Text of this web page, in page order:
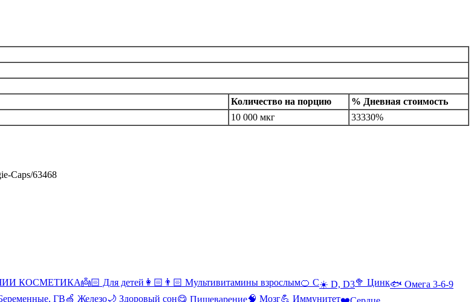
Количество на порцию
% Дневная стоимость
10 000 мкг 33330%
Caps/63468
КОСМЕТИКА👼🏻 Для детей 👩🏻👨🏻 Мультивитамины взрослым🍊 С☀️ D, D3🥦 Цинк🐟 Омега 3-6-9
ГВ🍏 Железо🌙 Здоровый сон😋 Пищеварение🧠 Мозг💪 Иммунитет